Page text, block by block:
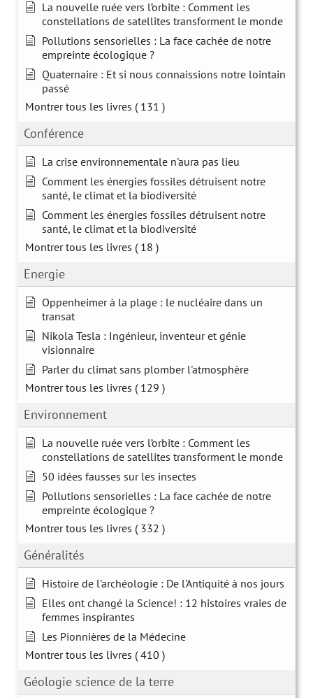
La nouvelle ruée vers l’orbite : Comment les
constellations de satellites transforment le monde
Pollutions sensorielles : La face cachée de notre
empreinte écologique ?
Quaternaire : Et si nous connaissions notre lointain
passé
Montrer tous les livres ( 131 )
Conférence
La crise environnementale n'aura pas lieu
Comment les énergies fossiles détruisent notre
santé, le climat et la biodiversité
Comment les énergies fossiles détruisent notre
santé, le climat et la biodiversité
Montrer tous les livres ( 18 )
Energie
Oppenheimer à la plage : le nucléaire dans un
transat
Nikola Tesla : Ingénieur, inventeur et génie
visionnaire
Parler du climat sans plomber l'atmosphère
Montrer tous les livres ( 129 )
Environnement
La nouvelle ruée vers l’orbite : Comment les
constellations de satellites transforment le monde
50 idées fausses sur les insectes
Pollutions sensorielles : La face cachée de notre
empreinte écologique ?
Montrer tous les livres ( 332 )
Généralités
Histoire de l'archéologie : De l'Antiquité à nos jours
Elles ont changé la Science! : 12 histoires vraies de
femmes inspirantes
Les Pionnières de la Médecine
Montrer tous les livres ( 410 )
Géologie science de la terre